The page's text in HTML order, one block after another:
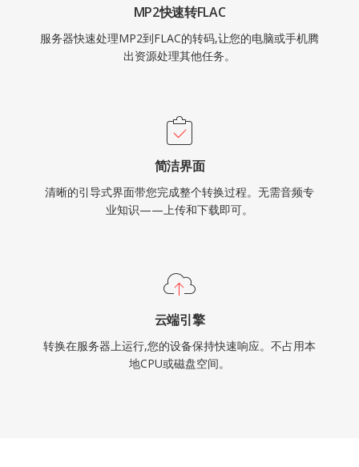
MP2快速转FLAC
服务器快速处理MP2到FLAC的转码,让您的电脑或手机腾
出资源处理其他任务。
简洁界面
清晰的引导式界面带您完成整个转换过程。无需音频专
业知识——上传和下载即可。
云端引擎
转换在服务器上运行,您的设备保持快速响应。不占用本
地CPU或磁盘空间。